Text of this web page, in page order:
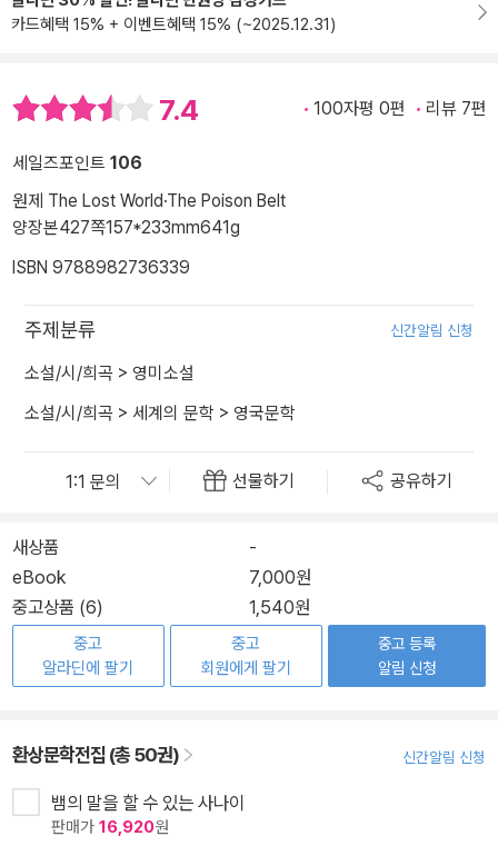
카드혜택 15% + 이벤트혜택 15% (~2025.12.31)
7.4 100자평 0편 리뷰 7편
세일즈포인트 106
원제 The Lost World·The Poison Belt
양장본427쪽157*233mm641g
ISBN 9788982736339
주제분류 신간알림 신청
소설/시/희곡 > 영미소설
소설/시/희곡 > 세계의 문학 > 영국문학
선물하기 공유하기
새상품
-
eBook
7,000원
중고상품 (6)
1,540원
중고
알라딘에 팔기
중고
회원에게 팔기
중고 등록
알림 신청
환상문학전집 (총 50권) 신간알림 신청
뱀의 말을 할 수 있는 사나이
판매가 16,920원